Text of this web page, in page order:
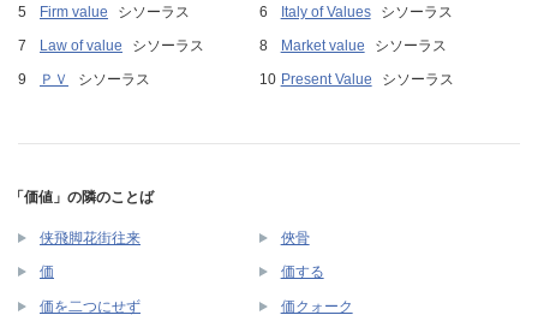
Firm value
シソーラス Italy of Values
シソーラス
Law of value
シソーラス Market value
シソーラス
ＰＶ
シソーラス Present Value シソーラス
「価値」の隣のことば
侠飛脚花街往来 俠骨
価 価する
価を二つにせず 価クォーク